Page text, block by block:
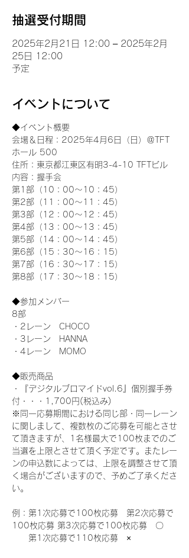
抽選受付期間
2025年2月21日 12:00 – 2025年2月
25日 12:00
予定
イベントについて
◆イベント概要
会場＆日程：2025年4月6日（日）＠TFT
ホール 500
住所：東京都江東区有明3-4-10 TFTビル
内容：握手会
第1部（10：00～10：45）
第2部（11：00～11：45）
第3部（12：00～12：45）
第4部（13：00～13：45）
第5部（14：00～14：45）
第6部（15：30～16：15）
第7部（16：30～17：15）
第8部（17：30～18：15）
◆参加メンバー
8部
・2レーン　CHOCO
・3レーン　HANNA
・4レーン　MOMO
◆販売商品
・『デジタルブロマイドvol.6』個別握手券
付・・・1,700円(税込み)
※同一応募期間における同じ部・同一レーン
に関しまして、複数枚のご応募を可能とさせ
て頂きますが、1名様最大で100枚までのご
当選を上限とさせて頂く予定です。またレー
ンの申込数によっては、上限を調整させて頂
く場合がございますので、予めご了承くださ
い。
例：第1次応募で100枚応募　第2次応募で
100枚応募 第3次応募で100枚応募　〇
第1次応募で110枚応募　×